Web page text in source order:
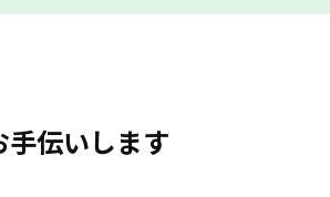
手伝いします